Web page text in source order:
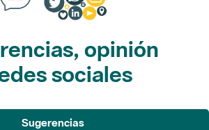
opinión
sociales
Sugerencias